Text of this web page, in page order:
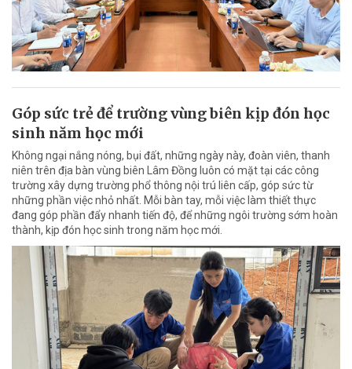
Góp sức trẻ để trường vùng biên kịp đón học
sinh năm học mới
Không ngại nắng nóng, bụi đất, những ngày này, đoàn viên, thanh
niên trên địa bàn vùng biên Lâm Đồng luôn có mặt tại các công
trường xây dựng trường phổ thông nội trú liên cấp, góp sức từ
những phần việc nhỏ nhất. Mỗi bàn tay, mỗi việc làm thiết thực
đang góp phần đẩy nhanh tiến độ, để những ngôi trường sớm hoàn
thành, kịp đón học sinh trong năm học mới.